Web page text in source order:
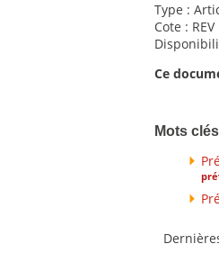
Type :
Cote : REV
Ce
Mots